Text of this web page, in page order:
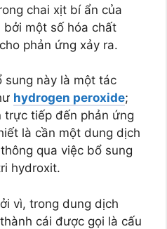
chai xịt bí ẩn của
bởi một số hóa chất
phản ứng xảy ra.
này là một tác
hydrogen peroxide;
trực tiếp đến phản ứng
là cần một dung dịch
qua việc bổ sung
hydroxit.
vì, trong dung dịch
cái được gọi là cấu